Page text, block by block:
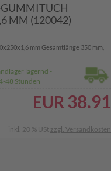
MM (120042)
mm Gesamtlänge 350 mm,
lagernd -
48 Stunden
EUR 38.91
inkl. 20 % USt zzgl. Versandkosten